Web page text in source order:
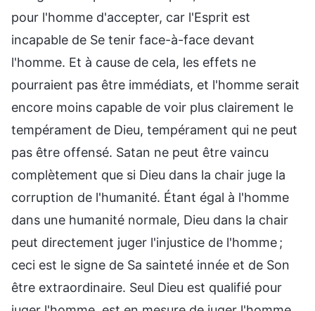
pour l'homme d'accepter, car l'Esprit est
incapable de Se tenir face-à-face devant
l'homme. Et à cause de cela, les effets ne
pourraient pas être immédiats, et l'homme serait
encore moins capable de voir plus clairement le
tempérament de Dieu, tempérament qui ne peut
pas être offensé. Satan ne peut être vaincu
complètement que si Dieu dans la chair juge la
corruption de l'humanité. Étant égal à l'homme
dans une humanité normale, Dieu dans la chair
peut directement juger l'injustice de l'homme ;
ceci est le signe de Sa sainteté innée et de Son
être extraordinaire. Seul Dieu est qualifié pour